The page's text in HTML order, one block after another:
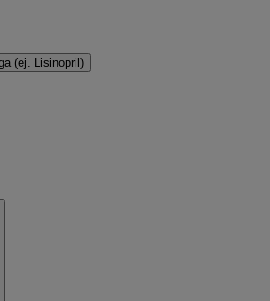
(ej. Lisinopril)